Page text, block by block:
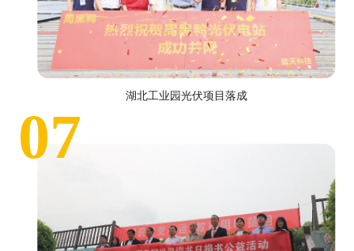
湖北工业园光伏项目落成
07